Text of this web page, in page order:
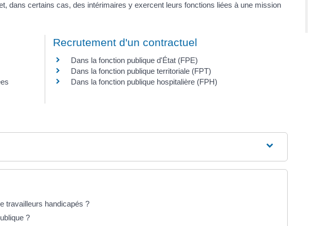
dans certains cas, des intérimaires y exercent leurs fonctions liées à une mission
Recrutement d'un contractuel
Dans la fonction publique d'État (FPE)
Dans la fonction publique territoriale (FPT)
Dans la fonction publique hospitalière (FPH)
travailleurs handicapés ?
?